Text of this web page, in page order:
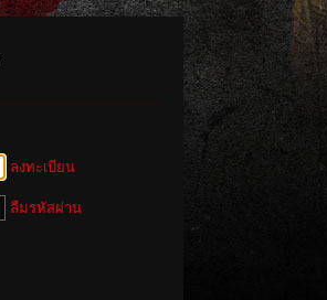
ลงทะเบียน
ลืมรหัสผ่าน